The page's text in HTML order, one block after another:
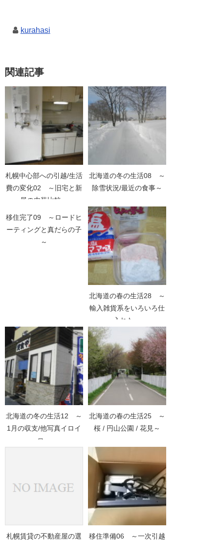
kurahasi
関連記事
札幌中心部への引越/生活
費の変化02 ～旧宅と新
居の内装比較～
北海道の冬の生活08 ～
除雪状況/最近の食事～
移住完了09 ～ロードヒ
ーティングと真だらの子
～
北海道の春の生活28 ～
輸入雑貨系をいろいろ仕
入れた～
北海道の冬の生活12 ～
1月の収支/他写真イロイ
ロ～
北海道の春の生活25 ～
桜 / 円山公園 / 花見～
札幌賃貸の不動産屋の選 移住準備06 ～一次引越